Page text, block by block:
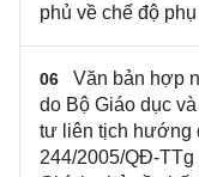
phủ về chế độ
06
Văn bản hợp
do Bộ Giáo dục
tư liên tịch hướng
244/2005/QĐ-